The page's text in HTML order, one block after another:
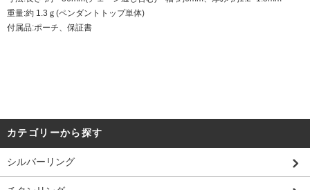
重量:約 1.3ｇ(ペンダントトップ単体)
付属品:ポーチ、保証書
カテゴリーから探す
シルバーリング